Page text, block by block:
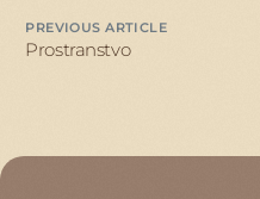
PREVIOUS ARTICLE
Prostranstvo